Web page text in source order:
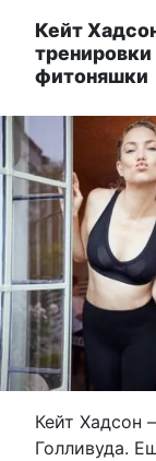
Кейт
тренировки
фитоняшки
Кейт Хадсон
Голливуда.